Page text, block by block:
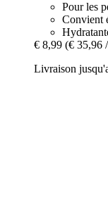
Pour les
Convient
€ 8,99 (€ 35,96
Livraison